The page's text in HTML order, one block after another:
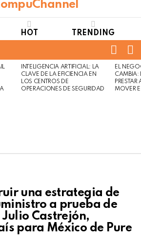
HOT TRENDING
INTELIGENCIA ARTIFICIAL: LA
CLAVE DE LA EFICIENCIA EN
LOS CENTROS DE
OPERACIONES DE SEGURIDAD
EL
CAMBIA:
MOVER
una estrategia de
a prueba de
Castrejón,
para México de Pure